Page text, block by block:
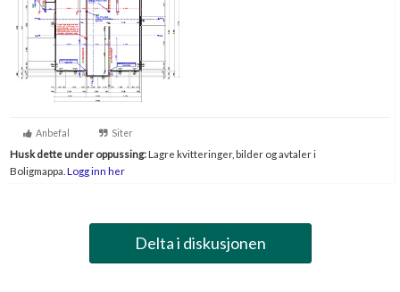
Anbefal Siter
Husk dette under oppussing:Lagre kvitteringer, bilder og avtaler i
Boligmappa. Logg inn her
Delta i diskusjonen